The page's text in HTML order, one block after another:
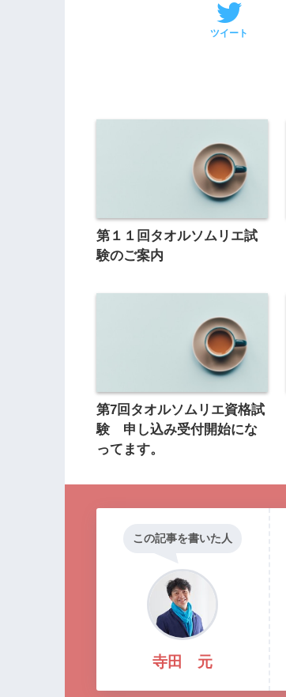
ツイート
第１１回タオルソムリエ試
験のご案内
第7回タオルソムリエ資格試
験 申し込み受付開始にな
ってます。
この記事を書いた人
寺田 元